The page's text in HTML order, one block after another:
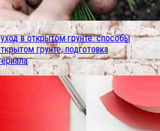
в открытом грунте. способы
грунте, подготовка